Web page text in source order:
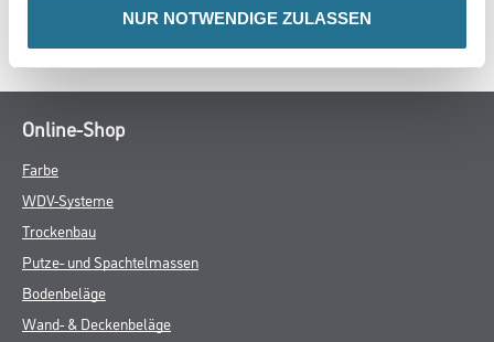
NUR NOTWENDIGE ZULASSEN
SPEZIFIKATIONEN
Online-Shop
Farbe
WDV-Systeme
Trockenbau
Putze- und Spachtelmassen
Bodenbeläge
Wand- & Deckenbeläge